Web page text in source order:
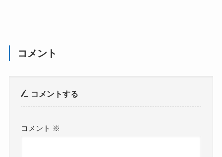
コメント
コメントする
コメント ※